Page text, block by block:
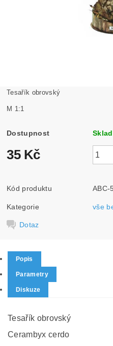
Tesařík obrovský
M 1:1
Dostupnost
35 Kč
Kód produktu ABC-
Kategorie vše
Dotaz
Popis
Parametry
Diskuze
Tesařík obrovský
Cerambyx cerdo